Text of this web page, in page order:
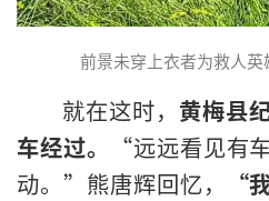
前景未穿上衣者为救人英
就在这时， 黄梅县
车经过。
“远远看见有
动。”熊唐辉回忆，
“